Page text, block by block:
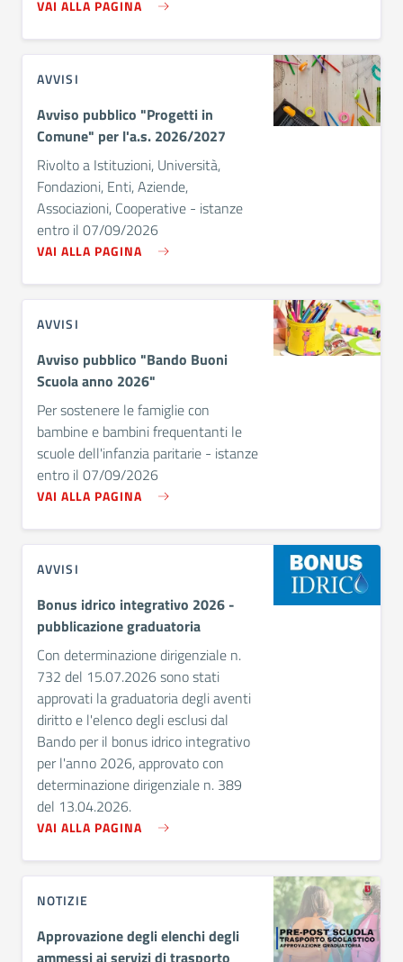
VAI ALLA PAGINA
AVVISI
Avviso pubblico "Progetti in
Comune" per l'a.s. 2026/2027
Rivolto a Istituzioni, Università,
Fondazioni, Enti, Aziende,
Associazioni, Cooperative - istanze
entro il 07/09/2026
VAI ALLA PAGINA
AVVISI
Avviso pubblico "Bando Buoni
Scuola anno 2026"
Per sostenere le famiglie con
bambine e bambini frequentanti le
scuole dell'infanzia paritarie - istanze
entro il 07/09/2026
VAI ALLA PAGINA
AVVISI
Bonus idrico integrativo 2026 -
pubblicazione graduatoria
Con determinazione dirigenziale n.
732 del 15.07.2026 sono stati
approvati la graduatoria degli aventi
diritto e l'elenco degli esclusi dal
Bando per il bonus idrico integrativo
per l'anno 2026, approvato con
determinazione dirigenziale n. 389
del 13.04.2026.
VAI ALLA PAGINA
NOTIZIE
Approvazione degli elenchi degli
ammessi ai servizi di trasporto